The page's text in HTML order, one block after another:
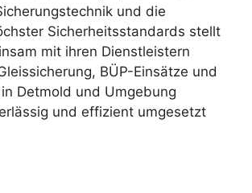
und die
Sicherheitsstandards stellt
mit ihren Dienstleistern
BÜP-Einsätze und
Detmold und Umgebung
und effizient umgesetzt